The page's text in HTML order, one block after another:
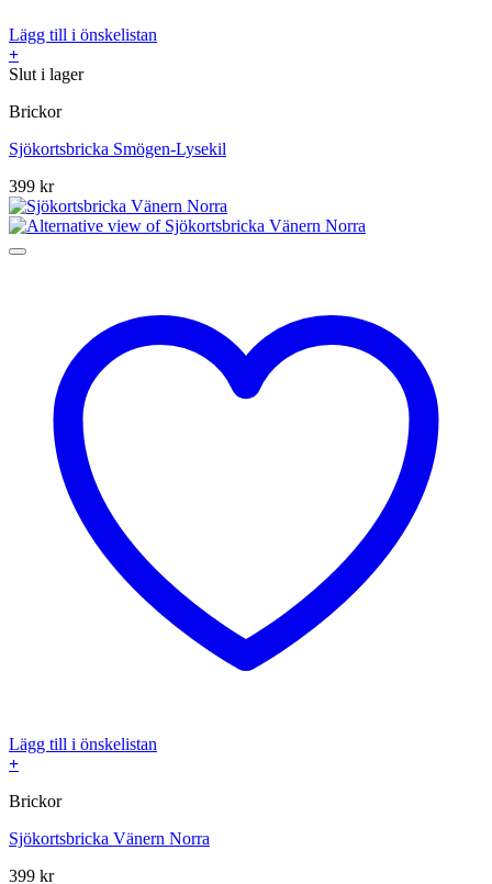
Lägg till i önskelistan
+
Slut i lager
Brickor
Sjökortsbricka Smögen-Lysekil
399 kr
Lägg till i önskelistan
+
Brickor
Sjökortsbricka Vänern Norra
399 kr